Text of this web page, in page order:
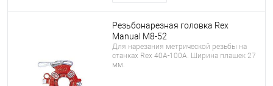
Резьбонарезная головка Rex
Manual M8-52
Для нарезания метрической резьбы на
станках Rex 40A-100A. Ширина плашек 27
мм.